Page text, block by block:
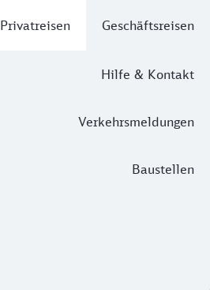
Privatreisen Geschäftsreisen
Hilfe & Kontakt
Verkehrsmeldungen
Baustellen